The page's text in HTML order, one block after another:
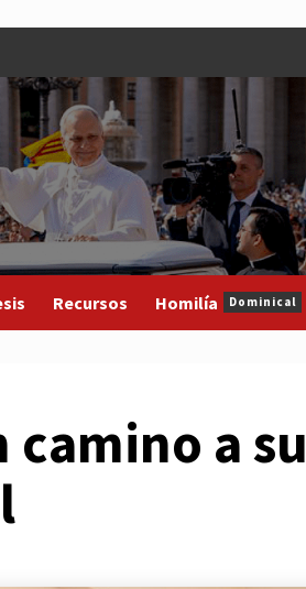
Recursos Homilía Dominical
a su